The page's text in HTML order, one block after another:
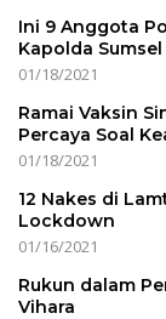
Ini 9 Anggota
Kapolda Sumsel
01/18/2021
Ramai Vaksin
Percaya Soal
01/18/2021
12 Nakes di
Lockdown
01/16/2021
Rukun dalam
Vihara